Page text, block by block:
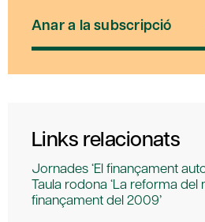
Anar a la subscripció
Links relacionats
Jornades ‘El finançament
Taula rodona ‘La reforma del
finançament del 2009’